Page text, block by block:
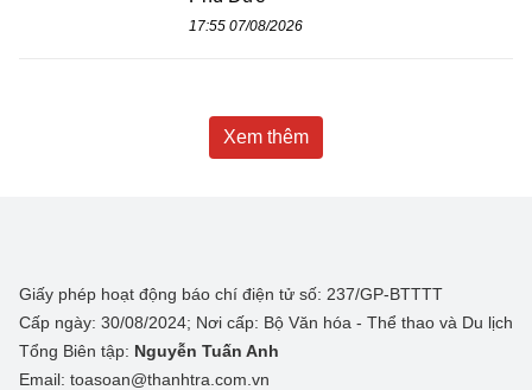
17:55 07/08/2026
Xem thêm
Giấy phép hoạt động báo chí điện tử số: 237/GP-BTTTT
Cấp ngày: 30/08/2024; Nơi cấp: Bộ Văn hóa - Thể thao và Du lịch
Tổng Biên tập: Nguyễn Tuấn Anh
Email: toasoan@thanhtra.com.vn